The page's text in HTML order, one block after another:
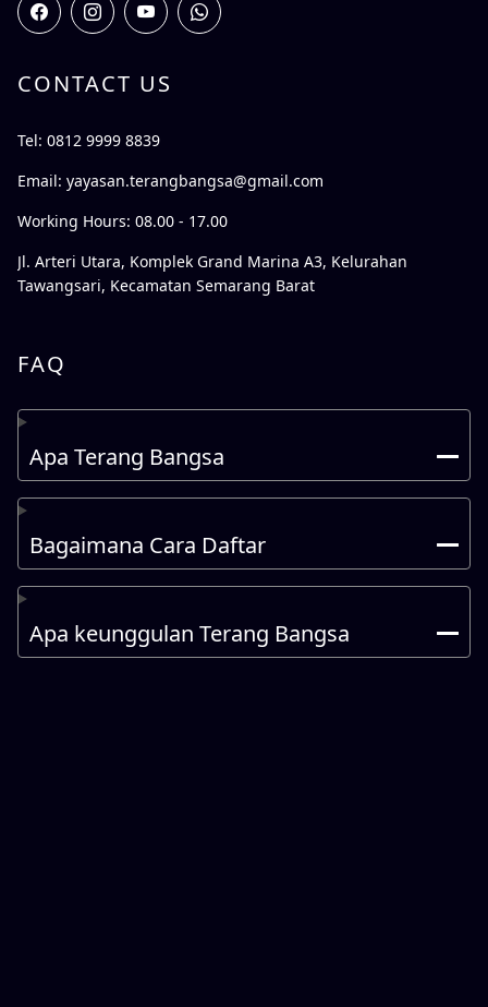
CONTACT US
Tel: 0812 9999 8839
Email: yayasan.terangbangsa@gmail.com
Working Hours: 08.00 - 17.00
Jl. Arteri Utara, Komplek Grand Marina A3, Kelurahan
Tawangsari, Kecamatan Semarang Barat
FAQ
Apa Terang Bangsa
Bagaimana Cara Daftar
Apa keunggulan Terang Bangsa